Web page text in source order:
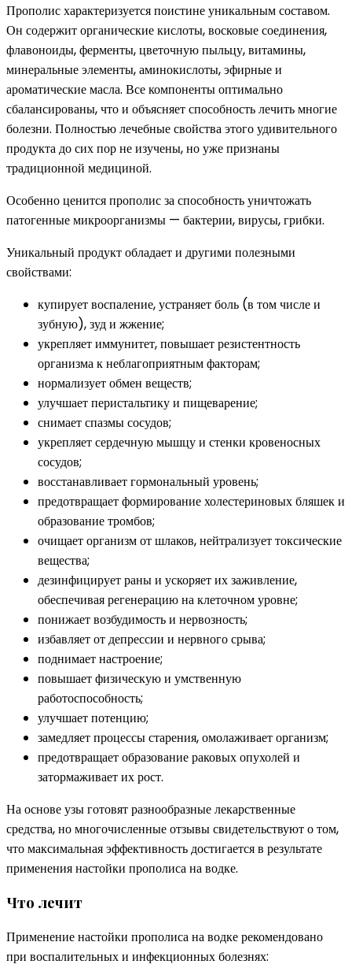
Прополис характеризуется поистине уникальным составом.
Он содержит органические кислоты, восковые соединения,
флавоноиды, ферменты, цветочную пыльцу, витамины,
минеральные элементы, аминокислоты, эфирные и
ароматические масла. Все компоненты оптимально
сбалансированы, что и объясняет способность лечить многие
болезни. Полностью лечебные свойства этого удивительного
продукта до сих пор не изучены, но уже признаны
традиционной медициной.
Особенно ценится прополис за способность уничтожать
патогенные микроорганизмы — бактерии, вирусы, грибки.
Уникальный продукт обладает и другими полезными
свойствами:
купирует воспаление, устраняет боль (в том числе и
зубную), зуд и жжение;
укрепляет иммунитет, повышает резистентность
организма к неблагоприятным факторам;
нормализует обмен веществ;
улучшает перистальтику и пищеварение;
снимает спазмы сосудов;
укрепляет сердечную мышцу и стенки кровеносных
сосудов;
восстанавливает гормональный уровень;
предотвращает формирование холестериновых бляшек и
образование тромбов;
очищает организм от шлаков, нейтрализует токсические
вещества;
дезинфицирует раны и ускоряет их заживление,
обеспечивая регенерацию на клеточном уровне;
понижает возбудимость и нервозность;
избавляет от депрессии и нервного срыва;
поднимает настроение;
повышает физическую и умственную
работоспособность;
улучшает потенцию;
замедляет процессы старения, омолаживает организм;
предотвращает образование раковых опухолей и
затормаживает их рост.
На основе узы готовят разнообразные лекарственные
средства, но многочисленные отзывы свидетельствуют о том,
что максимальная эффективность достигается в результате
применения настойки прополиса на водке.
Что лечит
Применение настойки прополиса на водке рекомендовано
при воспалительных и инфекционных болезнях: